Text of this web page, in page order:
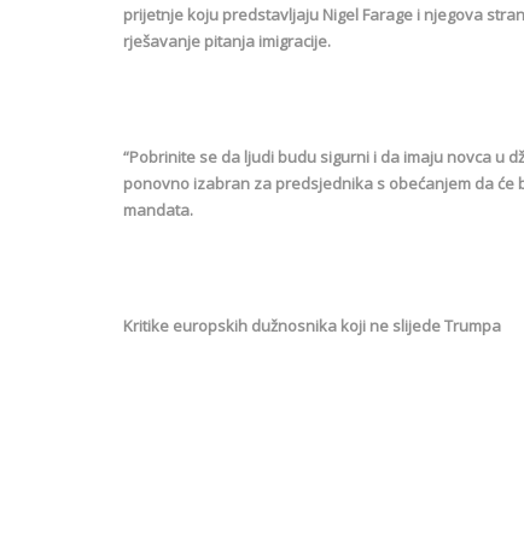
prijetnje koju predstavljaju Nigel Farage i njegova
rješavanje pitanja imigracije.
“Pobrinite se da ljudi budu sigurni i da imaju novca u
ponovno izabran za predsjednika s obećanjem da
mandata.
Kritike europskih dužnosnika koji ne slijede Trumpa